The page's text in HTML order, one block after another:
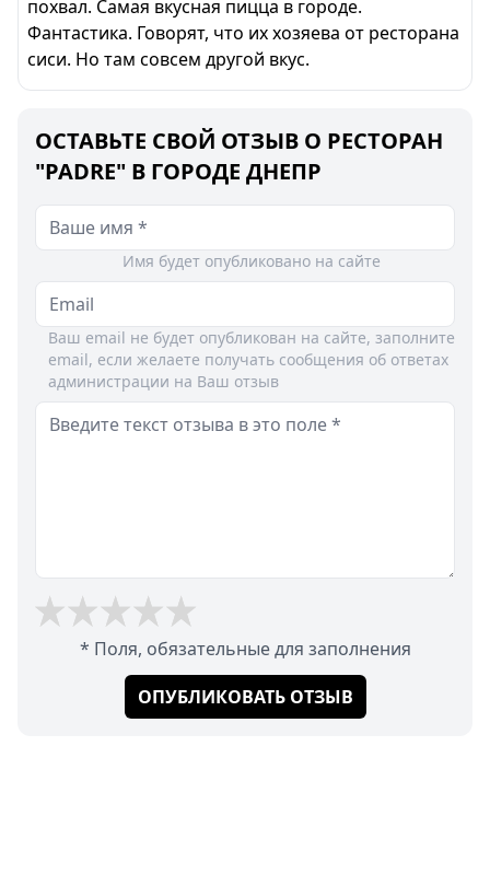
похвал. Самая вкусная пицца в городе.
Фантастика. Говорят, что их хозяева от ресторана
сиси. Но там совсем другой вкус.
ОСТАВЬТЕ СВОЙ ОТЗЫВ О РЕСТОРАН
"PADRE" В ГОРОДЕ ДНЕПР
Имя будет опубликовано на сайте
Ваш email не будет опубликован на сайте, заполните
email, если желаете получать сообщения об ответах
администрации на Ваш отзыв
* Поля, обязательные для заполнения
ОПУБЛИКОВАТЬ ОТЗЫВ